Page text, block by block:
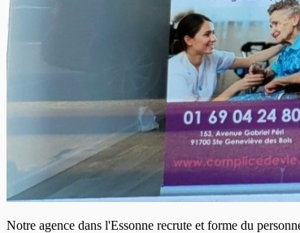
Notre agence dans l'Essonne recrute et forme du